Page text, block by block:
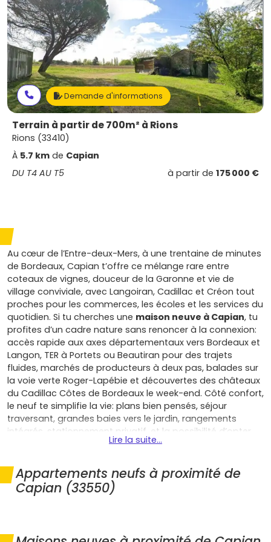
Demande d'informations
Terrain à partir de 700m² à Rions
Rions (33410)
À 5.7 km de Capian
DU T4 AU T5
à partir de 175 000 €
Au cœur de l’Entre-deux-Mers, à une trentaine de minutes
de Bordeaux, Capian t’offre ce mélange rare entre
coteaux de vignes, douceur de la Garonne et vie de
village conviviale, avec Langoiran, Cadillac et Créon tout
proches pour les commerces, les écoles et les services du
quotidien. Si tu cherches une maison neuve à Capian, tu
profites d’un cadre nature sans renoncer à la connexion:
accès rapide aux axes départementaux vers Bordeaux et
Langon, TER à Portets ou Beautiran pour des trajets
fluides, marchés de producteurs à deux pas, balades sur
la voie verte Roger-Lapébie et découvertes des châteaux
du Cadillac Côtes de Bordeaux le week-end. Côté confort,
le neuf te simplifie la vie: plans bien pensés, séjour
traversant, grandes baies vers le jardin, rangements
intégrés, stationnement privatif, et la possibilité d’opter
pour un plain-pied familial ou un étage compact selon
la RE2020 t’apportent une isolation de haut niveau, une
ventilation performante et des équipements sobres
(pompe à chaleur, chauffe-eau thermodynamique) qui
pérenne, aux performances énergétiques valorisantes.
Lire la suite...
Appartements neufs à proximité de
Capian (33550)